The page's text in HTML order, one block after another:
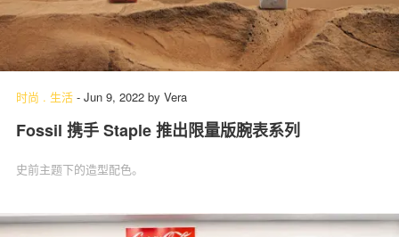
时尚 . 生活 - Jun 9, 2022 by Vera
Fossil 携手 Staple 推出限量版腕表系列
史前主题下的造型配色。